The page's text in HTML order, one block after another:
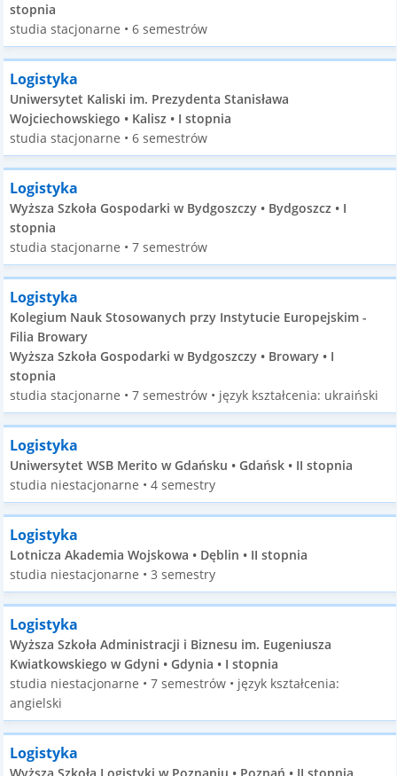
stopnia
studia stacjonarne • 6 semestrów
Logistyka
Uniwersytet Kaliski im. Prezydenta Stanisława
Wojciechowskiego • Kalisz • I stopnia
studia stacjonarne • 6 semestrów
Logistyka
Wyższa Szkoła Gospodarki w Bydgoszczy • Bydgoszcz • I
stopnia
studia stacjonarne • 7 semestrów
Logistyka
Kolegium Nauk Stosowanych przy Instytucie Europejskim -
Filia Browary
Wyższa Szkoła Gospodarki w Bydgoszczy • Browary • I
stopnia
studia stacjonarne • 7 semestrów • język kształcenia: ukraiński
Logistyka
Uniwersytet WSB Merito w Gdańsku • Gdańsk • II stopnia
studia niestacjonarne • 4 semestry
Logistyka
Lotnicza Akademia Wojskowa • Dęblin • II stopnia
studia niestacjonarne • 3 semestry
Logistyka
Wyższa Szkoła Administracji i Biznesu im. Eugeniusza
Kwiatkowskiego w Gdyni • Gdynia • I stopnia
studia niestacjonarne • 7 semestrów • język kształcenia:
angielski
Logistyka